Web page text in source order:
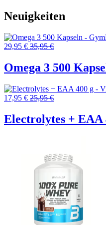
Neuigkeiten
29,95 € 35,95 €
Omega 3 500
17,95 € 25,95 €
Electrolytes + EAA